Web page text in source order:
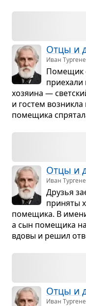
Отцы и
Иван
Поме­щик
при­е­хали
хозя­ина —
и гостем
поме­щика
Отцы и
Иван
Дру­зья
при­няты
поме­щика. В
а сын поме­щика
вдовы и решил
Отцы и
Иван